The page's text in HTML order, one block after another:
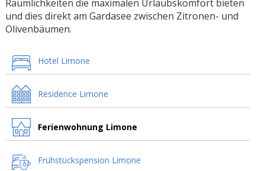
Räumlichkeiten die maximalen Urlaubskomfort bieten
und dies direkt am Gardasee zwischen Zitronen- und
Olivenbäumen.
Hotel Limone
Residence Limone
Ferienwohnung Limone
Frühstückspension Limone